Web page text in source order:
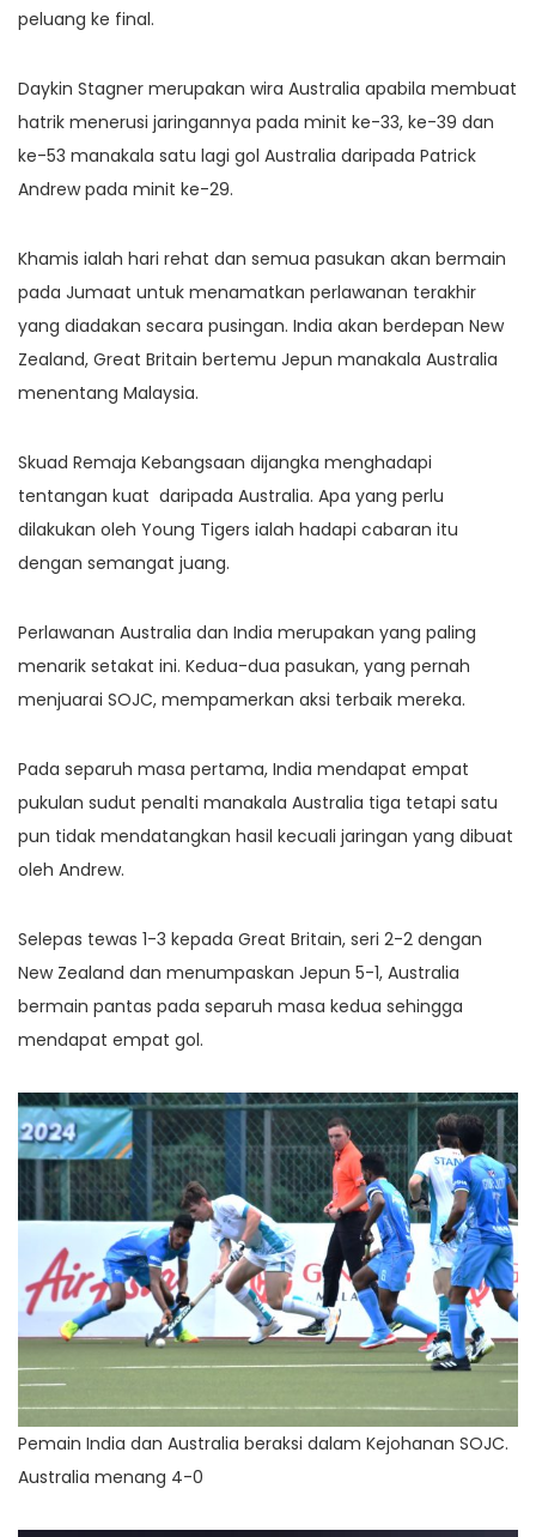
peluang ke final.
Daykin Stagner merupakan wira Australia apabila membuat
hatrik menerusi jaringannya pada minit ke-33, ke-39 dan
ke-53 manakala satu lagi gol Australia daripada Patrick
Andrew pada minit ke-29.
Khamis ialah hari rehat dan semua pasukan akan bermain
pada Jumaat untuk menamatkan perlawanan terakhir
yang diadakan secara pusingan. India akan berdepan New
Zealand, Great Britain bertemu Jepun manakala Australia
menentang Malaysia.
Skuad Remaja Kebangsaan dijangka menghadapi
tentangan kuat daripada Australia. Apa yang perlu
dilakukan oleh Young Tigers ialah hadapi cabaran itu
dengan semangat juang.
Perlawanan Australia dan India merupakan yang paling
menarik setakat ini. Kedua-dua pasukan, yang pernah
menjuarai SOJC, mempamerkan aksi terbaik mereka.
Pada separuh masa pertama, India mendapat empat
pukulan sudut penalti manakala Australia tiga tetapi satu
pun tidak mendatangkan hasil kecuali jaringan yang dibuat
oleh Andrew.
Selepas tewas 1-3 kepada Great Britain, seri 2-2 dengan
New Zealand dan menumpaskan Jepun 5-1, Australia
bermain pantas pada separuh masa kedua sehingga
mendapat empat gol.
Pemain India dan Australia beraksi dalam Kejohanan SOJC.
Australia menang 4-0